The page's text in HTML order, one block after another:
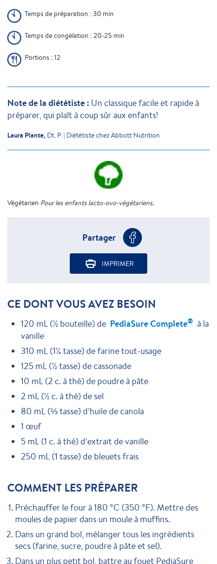
Temps de préparation : 30 min
Temps de congélation : 20-25 min
Portions : 12
Note de la diététiste : Un classique facile et rapide à
préparer, qui plaît à coup sûr aux enfants!
Laura Plante, Dt. P. | Diététiste chez Abbott Nutrition
Végétarien Pour les enfants lacto-ovo-végétariens.
Partager
IMPRIMER
CE DONT VOUS AVEZ BESOIN
120 mL (½ bouteille) de PediaSure Complete® à la
vanille
310 mL (1¼ tasse) de farine tout-usage
125 mL (½ tasse) de cassonade
10 mL (2 c. à thé) de poudre à pâte
2 mL (½ c. à thé) de sel
80 mL (⅓ tasse) d’huile de canola
1 œuf
5 mL (1 c. à thé) d’extrait de vanille
250 mL (1 tasse) de bleuets frais
COMMENT LES PRÉPARER
Préchauffer le four à 180 °C (350 °F). Mettre des
moules de papier dans un moule à muffins.
Dans un grand bol, mélanger tous les ingrédients
secs (farine, sucre, poudre à pâte et sel).
Dans un plus petit bol, battre au fouet PediaSure